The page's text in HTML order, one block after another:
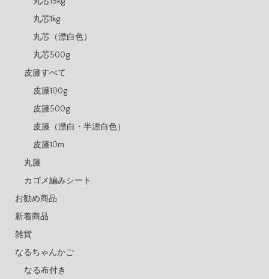
丸芯1kg
丸芯（漂白色）
丸芯500g
皮籐すべて
皮籐100g
皮籐500g
皮籐（漂白・半漂白色）
皮籐10m
丸籐
カゴメ編みシート
お勧め商品
新着商品
雑貨
なるちゃんかご
なる布付き